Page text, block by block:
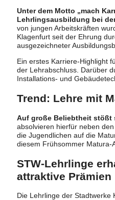
Unter dem Motto „mach
Lehrlingsausbildung bei
von jungen Arbeitskräften
Klagenfurt seit der Ehrung
ausgezeichneter
Ein erstes Karriere-Highlight
der Lehrabschluss. Darüber
Installations- und
Trend: Lehre mit
Auf große Beliebtheit stößt
absolvieren hierfür neben
die Jugendlichen auf die
diesem Frühsommer Matura-
STW-Lehrlinge
attraktive Prämien
Die Lehrlinge der Stadtwerke